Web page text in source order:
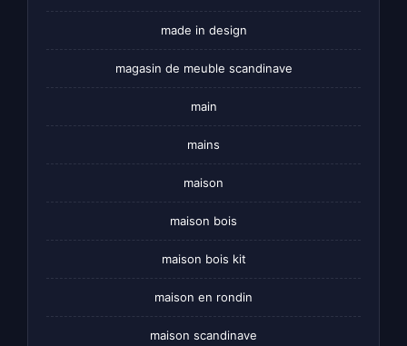
made in design
magasin de meuble scandinave
main
mains
maison
maison bois
maison bois kit
maison en rondin
maison scandinave